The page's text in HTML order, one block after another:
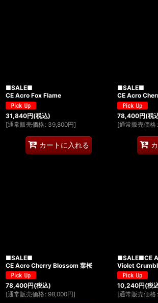
■SALE■
CE Acro Fox Flame
31,840円(税込)
[通常販売価格 : 39,800円]
カートに入れる
■SALE■
CE Acro
78,400円(税
[通常販売価格 :
■SALE■
CE Acro Cherry Blossom 葉桜
78,400円(税込)
[通常販売価格 : 98,000円]
■SALE■CE
Violet
10,240円(税
[通常販売価格 :